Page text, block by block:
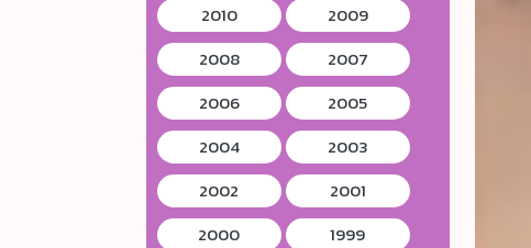
2010
2009
2008
2007
2006
2005
2004
2003
2002
2001
2000
1999